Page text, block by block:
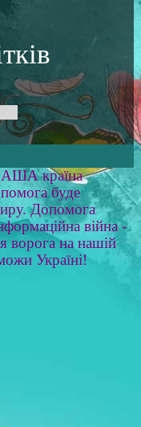
країна
буде
Допомога
війна -
ворога на нашій
Україні!